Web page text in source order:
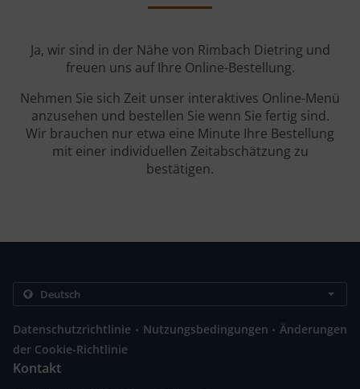
Ja, wir sind in der Nähe von Rimbach Dietring und
freuen uns auf Ihre Online-Bestellung.
Nehmen Sie sich Zeit unser interaktives Online-Menü
anzusehen und bestellen Sie wenn Sie fertig sind.
Wir brauchen nur etwa eine Minute Ihre Bestellung
mit einer individuellen Zeitabschätzung zu
bestätigen.
Datenschutzrichtlinie . Nutzungsbedingungen . Änderungen
der Cookie-Richtlinie
Kontakt